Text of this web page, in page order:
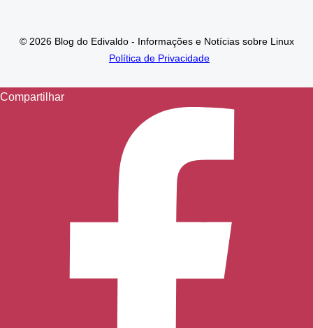
© 2026 Blog do Edivaldo - Informações e Notícias sobre Linux
Política de Privacidade
Compartilhar